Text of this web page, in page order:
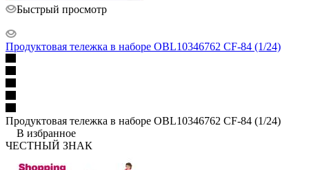
Быстрый просмотр
Продуктовая тележка в наборе OBL10346762 CF-84 (1/24)
Продуктовая тележка в наборе OBL10346762 CF-84 (1/24)
В избранное
ЧЕСТНЫЙ ЗНАК